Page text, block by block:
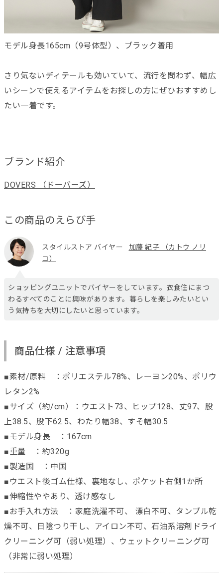
モデル身長165cm（9号体型）、ブラック着用
さり気ないディテールも効いていて、流行を問わず、幅広
いシーンで使えるアイテムをお探しの方にぜひおすすめし
たい一着です。
ブランド紹介
DOVERS （ドーバーズ）
この商品のえらび手
スタイルストア バイヤー
加藤 紀子 （カトウ ノリ
コ）
ショッピングユニットでバイヤーをしています。衣食住にまつ
わるすべてのことに興味があります。暮らしを楽しみたいとい
う気持ちを大切にしたいと思っています。
商品仕様 / 注意事項
■素材/原料 ：ポリエステル78%、レーヨン20%、ポリウ
レタン2%
■サイズ（約/cm）：ウエスト73、ヒップ128、丈97、股
上38.5、股下62.5、わたり幅38、すそ幅30.5
■モデル身長 ：167cm
■重量 ：約320g
■製造国 ：中国
■ウエスト後ゴム仕様、裏地なし、ポケット右側1か所
■伸縮性ややあり、透け感なし
■お手入れ方法 ：家庭洗濯不可、 漂白不可、タンブル乾
燥不可、日陰つり干し、アイロン不可、石油系溶剤ドライ
クリーニング可（弱い処理）、ウェットクリーニング可
（非常に弱い処理）